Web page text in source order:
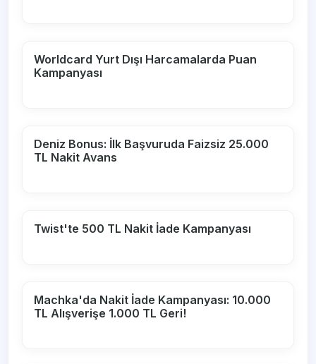
Worldcard Yurt Dışı Harcamalarda Puan
Kampanyası
Deniz Bonus: İlk Başvuruda Faizsiz 25.000
TL Nakit Avans
Twist'te 500 TL Nakit İade Kampanyası
Machka'da Nakit İade Kampanyası: 10.000
TL Alışverişe 1.000 TL Geri!